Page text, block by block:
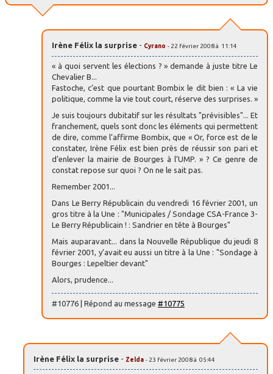
Irène Félix la surprise - Cyrano - 22 février 2008 à 11:14
« à quoi servent les élections ? » demande à juste titre Le
Chevalier B...
Fastoche, c’est que pourtant Bombix le dit bien : « La vie
politique, comme la vie tout court, réserve des surprises. »
Je suis toujours dubitatif sur les résultats "prévisibles"... Et
franchement, quels sont donc les éléments qui permettent
de dire, comme l’affirme Bombix, que « Or, force est de le
constater, Irène Félix est bien près de réussir son pari et
d’enlever la mairie de Bourges à l’UMP. » ? Ce genre de
constat repose sur quoi ? On ne le sait pas.
Remember 2001...
Dans Le Berry Républicain du vendredi 16 février 2001, un
gros titre à la Une : "Municipales / Sondage CSA-France 3-
Le Berry Républicain ! : Sandrier en tête à Bourges"
Mais auparavant... dans la Nouvelle République du jeudi 8
février 2001, y’avait eu aussi un titre à la Une : "Sondage à
Bourges : Lepeltier devant"
Alors, prudence...
#10776 | Répond au message #10775
Irène Félix la surprise - Zelda - 23 février 2008 à 05:44